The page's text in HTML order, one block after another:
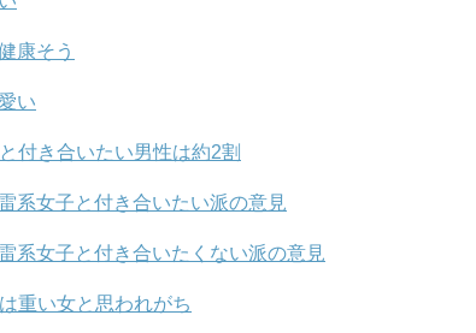
康そう
い
付き合いたい男性は約2割
系女子と付き合いたい派の意見
系女子と付き合いたくない派の意見
重い女と思われがち